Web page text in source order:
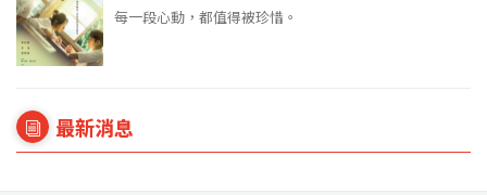
每一段心動，都值得被珍惜。
最新消息